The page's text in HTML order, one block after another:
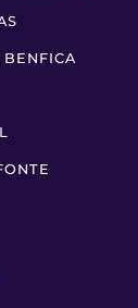
BENFICA